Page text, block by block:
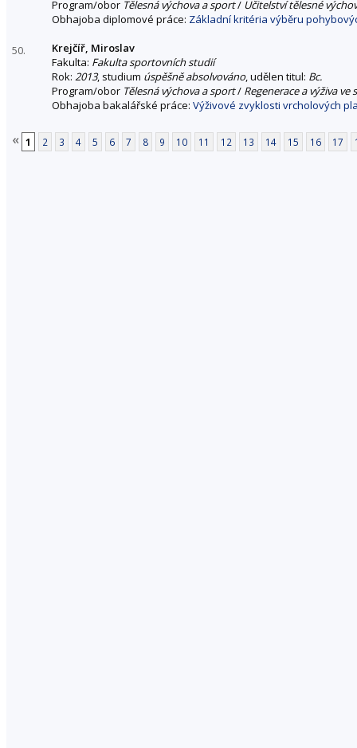
Program/obor Tělesná výchova a sport/ Učitelství tělesné
Obhajoba diplomové práce: Základní kritéria výběru
50.
Krejčíř, Miroslav
Fakulta: Fakulta sportovních studií
Rok: 2013, studium úspěšně absolvováno, udělen titul: Bc.
Program/obor Tělesná výchova a sport/ Regenerace a výživa ve
Obhajoba bakalářské práce: Výživové zvyklosti vrcholových
« 1 2 3 4 5 6 7 8 9 10 11 12 13 14 15 16 17